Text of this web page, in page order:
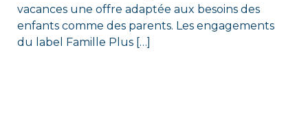
vacances une offre adaptée aux besoins des
enfants comme des parents. Les engagements
du label Famille Plus […]